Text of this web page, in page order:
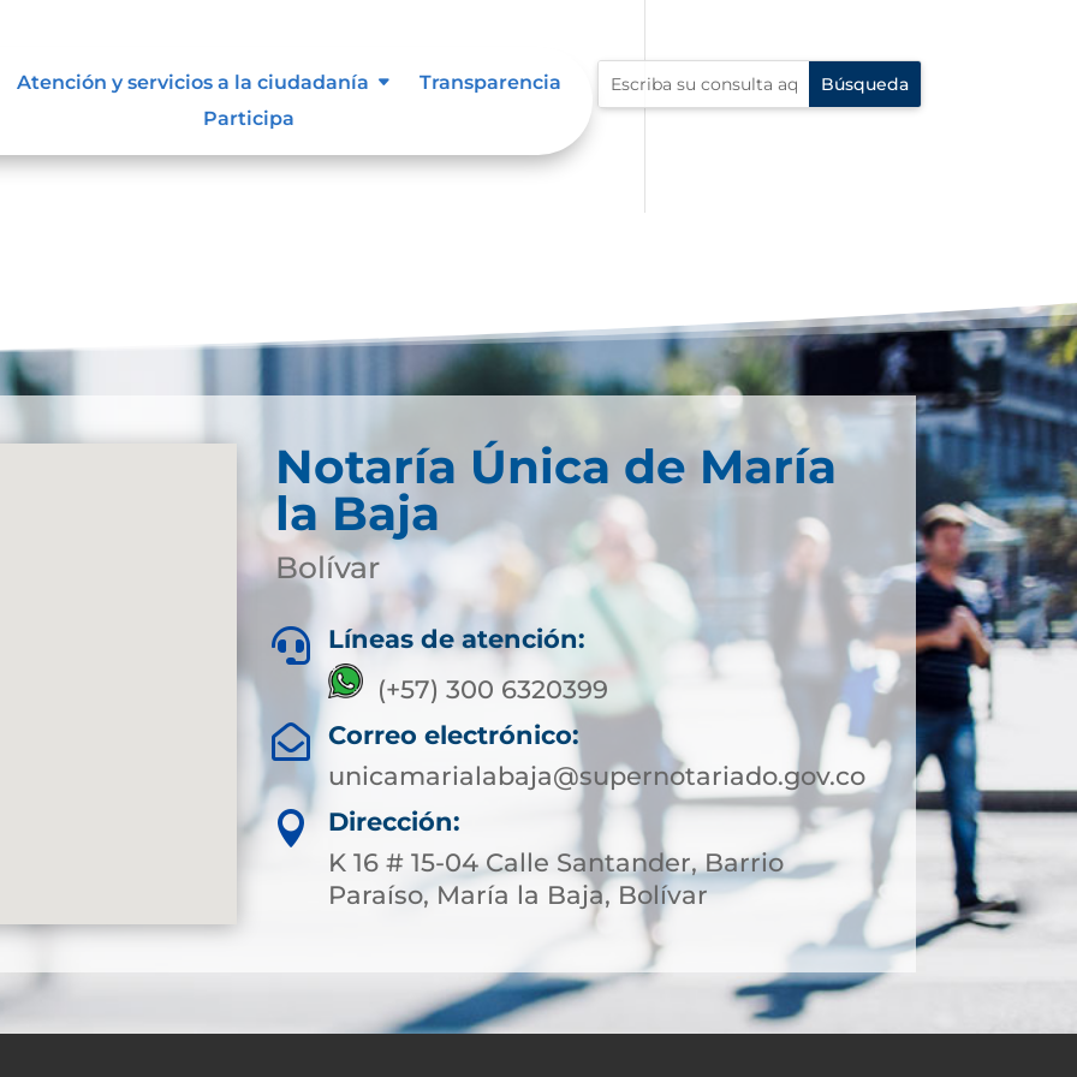
Atención y servicios a la ciudadanía
Transparencia
Participa
manuales
Notaría Única de María
la Baja
Bolívar

Líneas de atención:
(+57) 300 6320399

Correo electrónico:
unicamarialabaja@supernotariado.gov.co

Dirección:
K 16 # 15-04 Calle Santander, Barrio
Paraíso, María la Baja, Bolívar